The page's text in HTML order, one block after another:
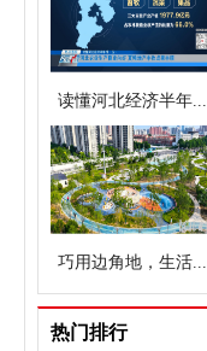
读懂河北经济半年...
巧用边角地，生活...
热门排行